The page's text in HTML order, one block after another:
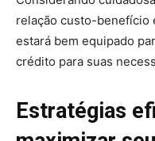
relação custo-benefício
estará bem equipado
crédito para suas
Estratégias